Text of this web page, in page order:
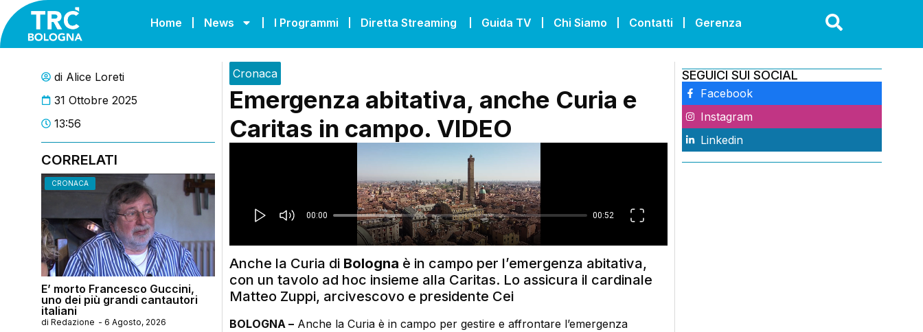
Home News I Programmi Diretta Streaming Guida TV Chi Siamo Contatti Gerenza
di Alice Loreti
31 Ottobre 2025
13:56
CORRELATI
CRONACA
E’ morto Francesco Guccini,
uno dei più grandi cantautori
italiani
di Redazione - 6 Agosto, 2026
Cronaca
Emergenza abitativa, anche Curia e
Caritas in campo. VIDEO
Anche la Curia di Bologna è in campo per l’emergenza abitativa,
con un tavolo ad hoc insieme alla Caritas. Lo assicura il cardinale
Matteo Zuppi, arcivescovo e presidente Cei
BOLOGNA –Anche la Curia è in campo per gestire e affrontare l’emergenza
SEGUICI SUI SOCIAL
Facebook
Instagram
Linkedin